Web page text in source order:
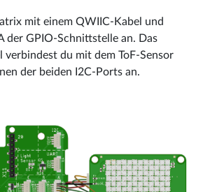
mit einem QWIIC-Kabel und
der GPIO-Schnittstelle an. Das
verbindest du mit dem ToF-Sensor
der beiden I2C-Ports an.